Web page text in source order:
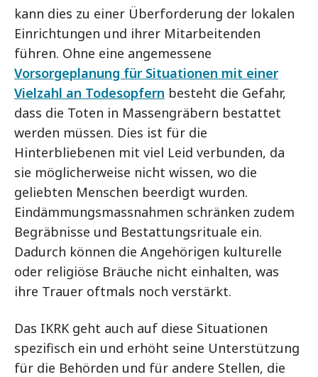
kann dies zu einer Überforderung der lokalen
Einrichtungen und ihrer Mitarbeitenden
führen. Ohne eine angemessene
Vorsorgeplanung für Situationen mit einer
Vielzahl an Todesopfern besteht die Gefahr,
dass die Toten in Massengräbern bestattet
werden müssen. Dies ist für die
Hinterbliebenen mit viel Leid verbunden, da
sie möglicherweise nicht wissen, wo die
geliebten Menschen beerdigt wurden.
Eindämmungsmassnahmen schränken zudem
Begräbnisse und Bestattungsrituale ein.
Dadurch können die Angehörigen kulturelle
oder religiöse Bräuche nicht einhalten, was
ihre Trauer oftmals noch verstärkt.
Das IKRK geht auch auf diese Situationen
spezifisch ein und erhöht seine Unterstützung
für die Behörden und für andere Stellen, die